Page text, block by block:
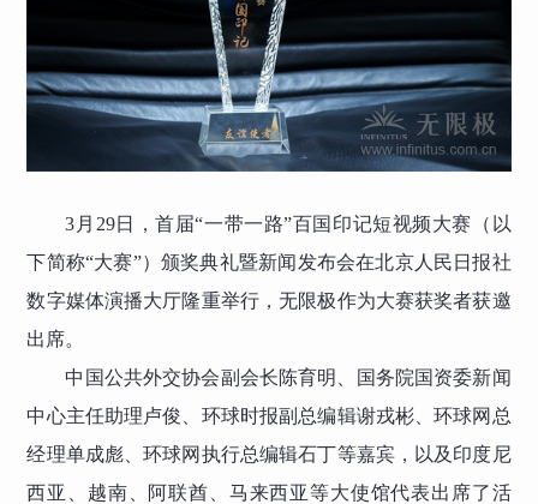
3月29日，首届“一带一路”百国印记短视频大赛（以
下简称“大赛”）颁奖典礼暨新闻发布会在北京人民日报社
数字媒体演播大厅隆重举行，无限极作为大赛获奖者获邀
出席。
中国公共外交协会副会长陈育明、国务院国资委新闻
中心主任助理卢俊、环球时报副总编辑谢戎彬、环球网总
经理单成彪、环球网执行总编辑石丁等嘉宾，以及印度尼
西亚、越南、阿联酋、马来西亚等大使馆代表出席了活